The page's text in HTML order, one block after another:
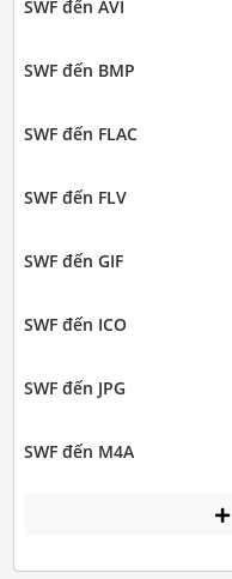
SWF đến AVI
SWF đến BMP
SWF đến FLAC
SWF đến FLV
SWF đến GIF
SWF đến ICO
SWF đến JPG
SWF đến M4A